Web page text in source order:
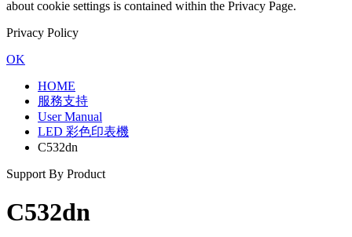
about cookie settings is contained within the Privacy Page.
Privacy Policy
OK
HOME
服務支持
User Manual
LED 彩色印表機
C532dn
Support By Product
C532dn